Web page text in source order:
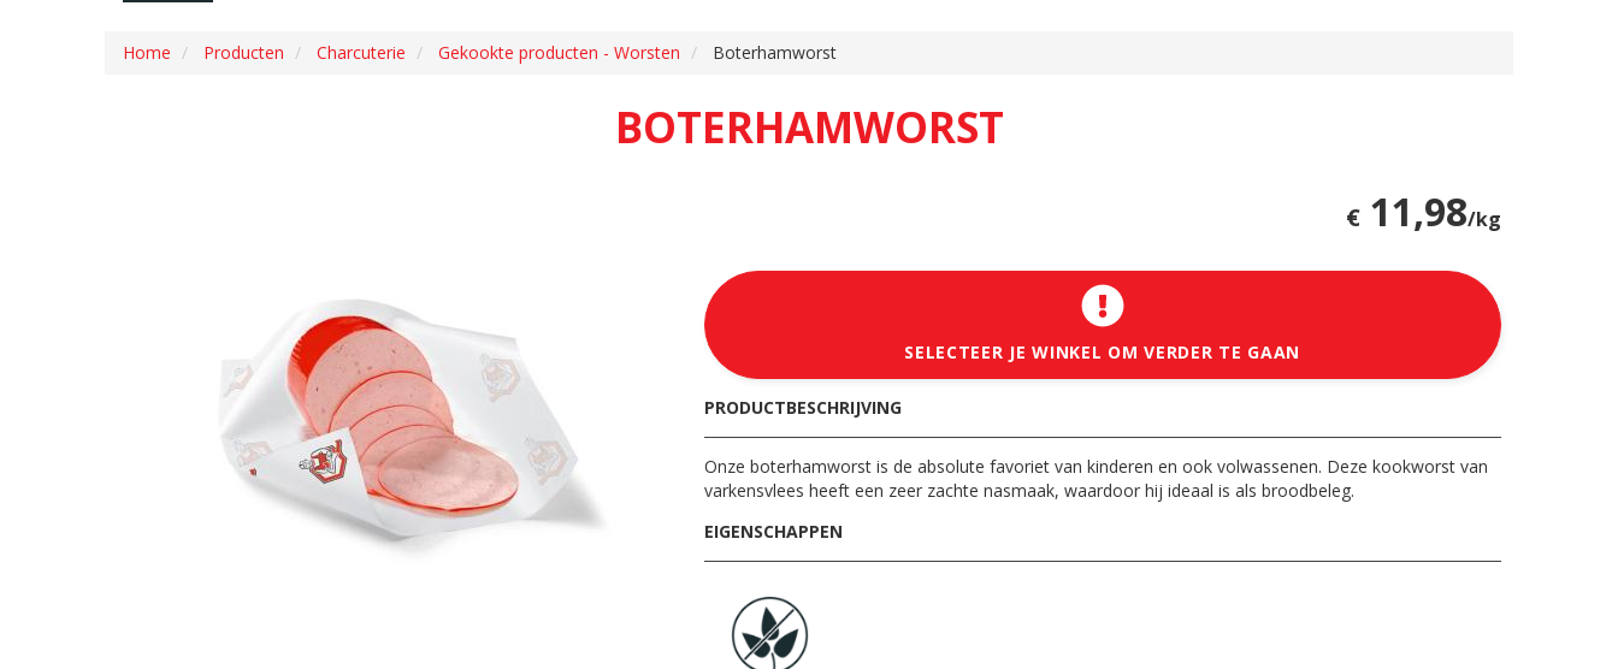
Home Producten Charcuterie Gekookte producten - Worsten Boterhamworst
BOTERHAMWORST
€ 11,98/kg
SELECTEER JE WINKEL OM VERDER TE GAAN
PRODUCTBESCHRIJVING
Onze boterhamworst is de absolute favoriet van kinderen en ook volwassenen. Deze kookworst van
varkensvlees heeft een zeer zachte nasmaak, waardoor hij ideaal is als broodbeleg.
EIGENSCHAPPEN